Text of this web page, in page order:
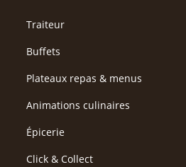
Traiteur
Buffets
Plateaux repas & menus
Animations culinaires
Épicerie
Click & Collect